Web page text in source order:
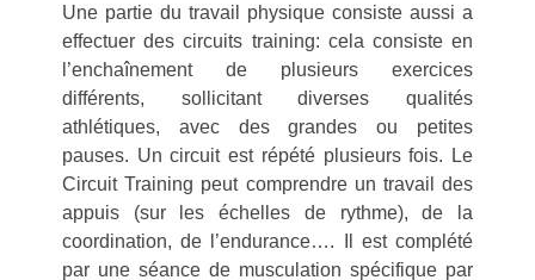
Une partie du travail physique consiste aussi a
effectuer des circuits training: cela consiste en
l’enchaînement de plusieurs exercices
différents, sollicitant diverses qualités
athlétiques, avec des grandes ou petites
pauses. Un circuit est répété plusieurs fois. Le
Circuit Training peut comprendre un travail des
appuis (sur les échelles de rythme), de la
coordination, de l’endurance…. Il est complété
par une séance de musculation spécifique par